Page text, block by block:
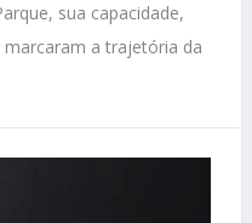
sua capacidade,
a trajetória da